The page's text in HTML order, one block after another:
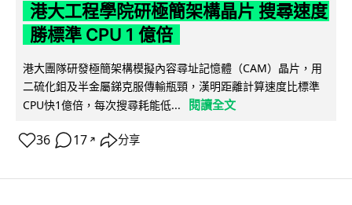
港大工程學院研極簡架構晶片 搜尋速度
勝標準 CPU 1 億倍
港大團隊研發極簡架構模擬內容尋址記憶體（CAM）晶片，用
二硫化鉬及半金屬銻克服傳輸瓶頸，漢明距離計算速度比標準
CPU快1億倍，每次搜尋耗能低...
閱讀全文
36 17 ↗ 分享